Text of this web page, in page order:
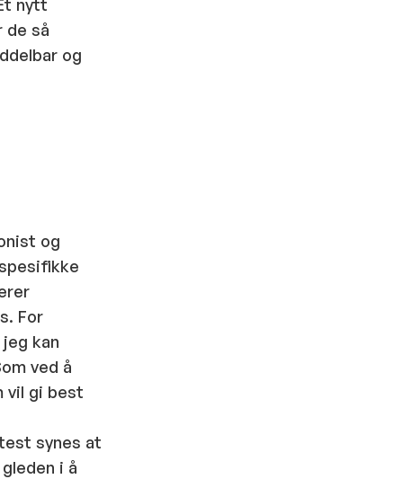
nytt
de så
og
og
For
kan
ved å
vil gi best
synes at
i å